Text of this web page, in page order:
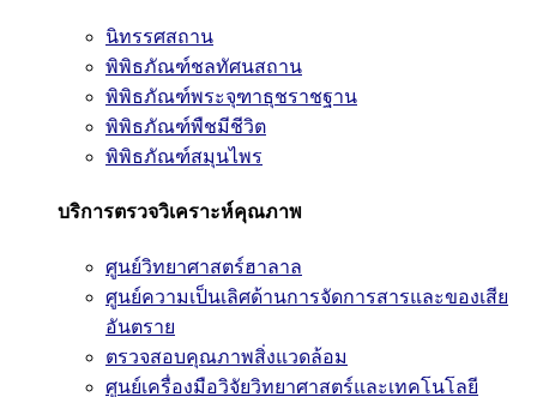
นิทรรศสถาน
พิพิธภัณฑ์ชลทัศนสถาน
พิพิธภัณฑ์พระจุฑาธุชราชฐาน
พิพิธภัณฑ์พืชมีชีวิต
พิพิธภัณฑ์สมุนไพร
บริการตรวจวิเคราะห์คุณภาพ
ศูนย์วิทยาศาสตร์ฮาลาล
ศูนย์ความเป็นเลิศด้านการจัดการสารและของเสีย
อันตราย
ตรวจสอบคุณภาพสิ่งแวดล้อม
ศูนย์เครื่องมือวิจัยวิทยาศาสตร์และเทคโนโลยี